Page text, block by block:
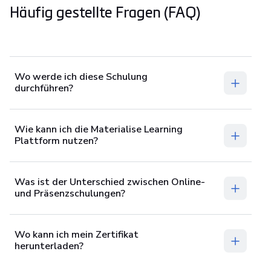
Häufig gestellte Fragen (FAQ)
Wo werde ich diese Schulung
durchführen?
‌Wie kann ich die Materialise Learning
Plattform nutzen?
Was ist der Unterschied zwischen Online-
und Präsenzschulungen?
Wo kann ich mein Zertifikat
herunterladen?